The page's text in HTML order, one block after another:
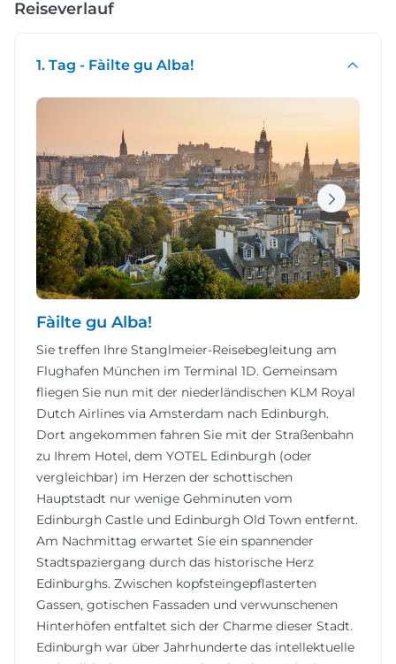
Reiseverlauf
1. Tag - Fàilte gu Alba!
Fàilte gu Alba!
Sie treffen Ihre Stanglmeier-Reisebegleitung am
Flughafen München im Terminal 1D. Gemeinsam
fliegen Sie nun mit der niederländischen KLM Royal
Dutch Airlines via Amsterdam nach Edinburgh.
Dort angekommen fahren Sie mit der Straßenbahn
zu Ihrem Hotel, dem YOTEL Edinburgh (oder
vergleichbar) im Herzen der schottischen
Hauptstadt nur wenige Gehminuten vom
Edinburgh Castle und Edinburgh Old Town entfernt.
Am Nachmittag erwartet Sie ein spannender
Stadtspaziergang durch das historische Herz
Edinburghs. Zwischen kopfsteingepflasterten
Gassen, gotischen Fassaden und verwunschenen
Hinterhöfen entfaltet sich der Charme dieser Stadt.
Edinburgh war über Jahrhunderte das intellektuelle